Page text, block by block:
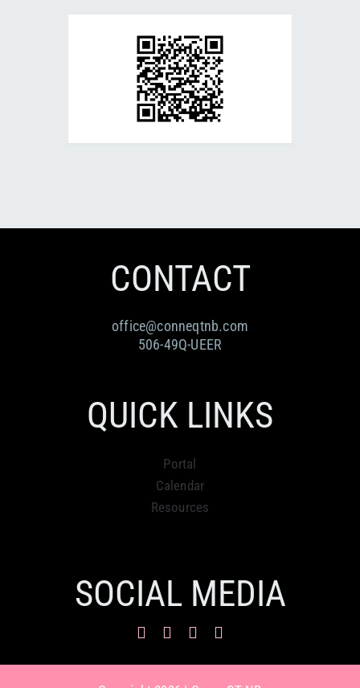
CONTACT
office@conneqtnb.com
506-49Q-UEER
QUICK LINKS
Portal
Calendar
Resources
SOCIAL MEDIA